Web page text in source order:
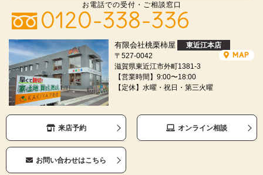
お電話での受付・ご相談窓口
0120-338-336
有限会社桃栗柿屋
東近江本店
〒527-0042
滋賀県東近江市外町1381-3
【営業時間】9:00〜18:00
【定休】水曜・祝日・第三火曜
MAP
来店予約 オンライン相談
お問い合わせはこちら